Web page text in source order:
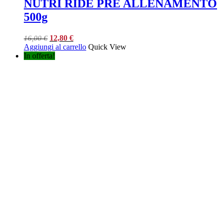
NUTRI RIDE PRE ALLENAMENTO
500g
16,00€ Il
prezzo
originale
12,80 €Il
prezzo
Aggiungi al carrello Quick View
In offerta!